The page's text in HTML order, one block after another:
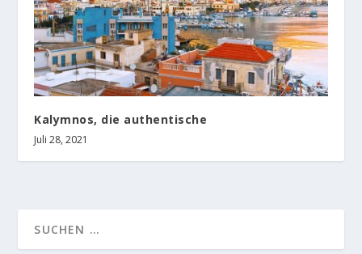
Kalymnos, die authentische
Juli 28, 2021